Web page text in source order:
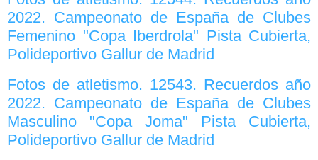
2022. Campeonato de España de Clubes
Femenino "Copa Iberdrola" Pista Cubierta,
Polideportivo Gallur de Madrid
Fotos de atletismo. 12543. Recuerdos año
2022. Campeonato de España de Clubes
Masculino "Copa Joma" Pista Cubierta,
Polideportivo Gallur de Madrid